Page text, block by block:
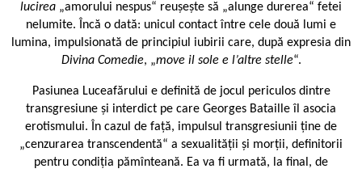
lucirea „amorului nespus“ reușește să „alunge durerea“ fetei
nelumite. Încă o dată: unicul contact între cele două lumi e
lumina, impulsionată de principiul iubirii care, după expresia din
Divina Comedie, „move il sole e l’altre stelle“.
Pasiunea Luceafărului e definită de jocul periculos dintre
transgresiune și interdict pe care Georges Bataille îl asocia
erotismului. În cazul de față, impulsul transgresiunii ține de
„cenzurarea transcendentă“ a sexualității și morții, definitorii
pentru condiția pămînteană. Ea va fi urmată, la final, de